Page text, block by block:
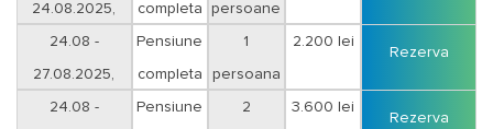
24.08.2025,
sejur 3 nopti
completa persoane
24.08 -
27.08.2025,
sejur 3 nopti
Pensiune
completa
1
persoana
2.200 lei
Rezerva
24.08 - Pensiune 2 3.600 lei
Rezerva